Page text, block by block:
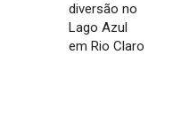
diversão no
Lago Azul
em Rio Claro